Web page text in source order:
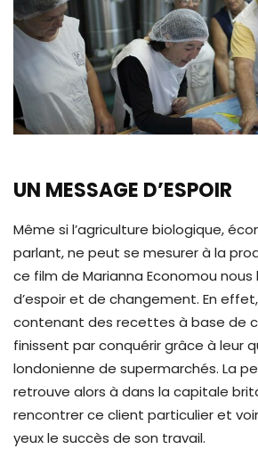
UN MESSAGE D’ESPOIR
Même si l’agriculture biologique,
parlant, ne peut se mesurer à la
ce film de Marianna Economou nous
d’espoir et de changement. En
contenant des recettes à base de
finissent par conquérir grâce à leur
londonienne de supermarchés. La
retrouve alors à dans la capitale
rencontrer ce client particulier et
yeux le succès de son travail.